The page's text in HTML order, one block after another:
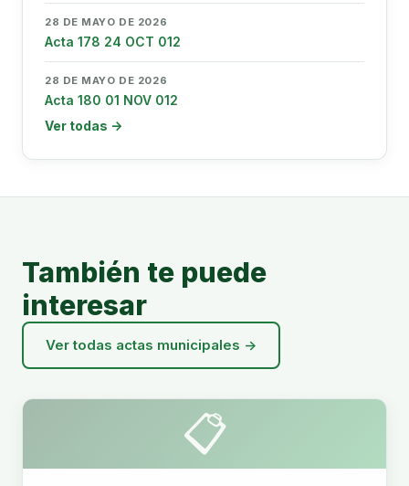
28 DE MAYO DE 2026
Acta 178 24 OCT 012
28 DE MAYO DE 2026
Acta 180 01 NOV 012
Ver todas →
También te puede
interesar
Ver todas actas municipales →
📋